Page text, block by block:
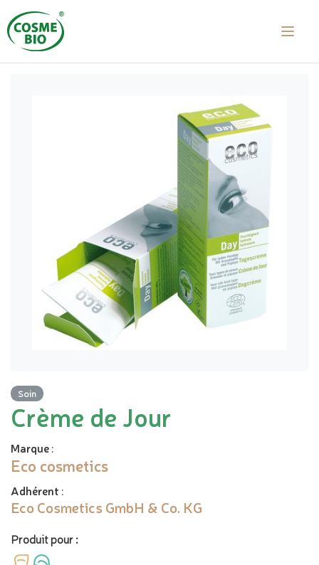
Soin
Crème de Jour
Marque:
Eco cosmetics
Adhérent :
Eco Cosmetics GmbH & Co. KG
Produit pour :